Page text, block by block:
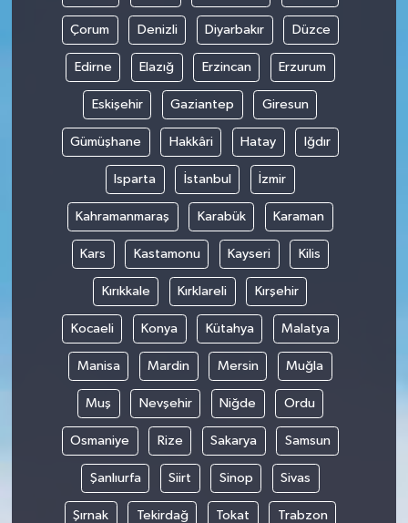
Çorum Denizli Diyarbakır Düzce
Edirne Elazığ Erzincan Erzurum
Eskişehir Gaziantep Giresun
Gümüşhane Hakkâri Hatay Iğdır
Isparta İstanbul İzmir
Kahramanmaraş Karabük Karaman
Kars Kastamonu Kayseri Kilis
Kırıkkale Kırklareli Kırşehir
Kocaeli Konya Kütahya Malatya
Manisa Mardin Mersin Muğla
Muş Nevşehir Niğde Ordu
Osmaniye Rize Sakarya Samsun
Şanlıurfa Siirt Sinop Sivas
Şırnak Tekirdağ Tokat Trabzon